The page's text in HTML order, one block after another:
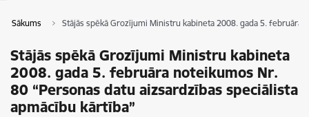
Sākums Stājās spēkā Grozījumi Ministru kabineta 2008. gada 5. februāra
Stājās spēkā Grozījumi Ministru kabineta
2008. gada 5. februāra noteikumos Nr.
80 “Personas datu aizsardzības speciālista
apmācību kārtība”